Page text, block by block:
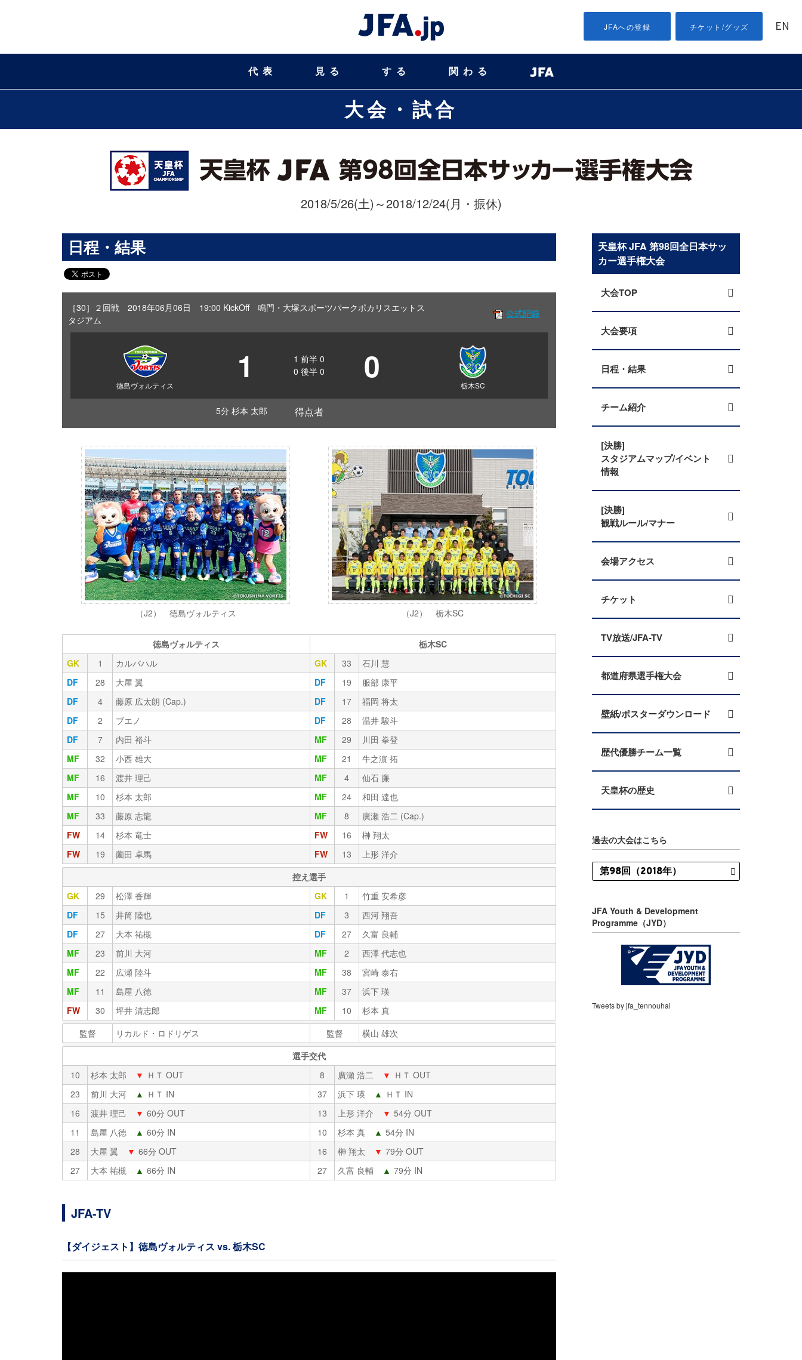
JFAへの登録 チケット/グッズ EN
代表 見る する 関わる
大会・試合
2018/5/26(土)～2018/12/24(月・振休)
日程・結果
［30］２回戦 2018年06月06日 19:00 KickOff 鳴門・大塚スポーツパークポカリスエットス
タジアム
公式記録
徳島ヴォルティス 1 1 前半 0
0 後半 0 0 栃木SC
5分 杉本 太郎 得点者
（J2） 徳島ヴォルティス （J2） 栃木SC
徳島ヴォルティス
栃木SC
GK
1 カルバハル GK 33
石川 慧
DF
28 大屋 翼 DF 19
服部 康平
DF
4 藤原 広太朗 (Cap.) DF 17
福岡 将太
DF
2 ブエノ DF 28
温井 駿斗
DF
7 内田 裕斗 MF 29
川田 拳登
MF
32 小西 雄大 MF 21
牛之濵 拓
MF
16 渡井 理己 MF 4
仙石 廉
MF
10 杉本 太郎 MF 24
和田 達也
MF
33 藤原 志龍 MF 8
廣瀬 浩二 (Cap.)
FW
14 杉本 竜士 FW 16
榊 翔太
FW
19 薗田 卓馬 FW 13
上形 洋介
控え選手
GK
29 松澤 香輝 GK 1
竹重 安希彦
DF
15 井筒 陸也 DF 3
西河 翔吾
DF
27 大本 祐槻 DF 27
久富 良輔
MF
23 前川 大河 MF 2
西澤 代志也
MF
22 広瀬 陸斗 MF 38
宮崎 泰右
MF
11 島屋 八徳 MF 37
浜下 瑛
FW
30 坪井 清志郎 MF 10
杉本 真
監督
リカルド・ロドリゲス 監督
横山 雄次
選手交代
10
杉本 太郎 ▼ ＨＴ OUT 8 廣瀬 浩二 ▼ ＨＴ OUT
23
前川 大河 ▲ ＨＴ IN 37 浜下 瑛 ▲ ＨＴ IN
16
渡井 理己 ▼ 60分 OUT 13 上形 洋介 ▼ 54分 OUT
11
島屋 八徳 ▲ 60分 IN 10 杉本 真 ▲ 54分 IN
28
大屋 翼 ▼ 66分 OUT 16 榊 翔太 ▼ 79分 OUT
27
大本 祐槻 ▲ 66分 IN 27 久富 良輔 ▲ 79分 IN
JFA-TV
【ダイジェスト】徳島ヴォルティス vs. 栃木SC
天皇杯 JFA 第98回全日本サッ
カー選手権大会
大会TOP
大会要項
日程・結果
チーム紹介
[決勝]
スタジアムマップ/イベント
情報
[決勝]
観戦ルール/マナー
会場アクセス
チケット
TV放送/JFA-TV
都道府県選手権大会
壁紙/ポスターダウンロード
歴代優勝チーム一覧
天皇杯の歴史
過去の大会はこちら
JFA Youth & Development
Programme（JYD）
Tweets by jfa_tennouhai